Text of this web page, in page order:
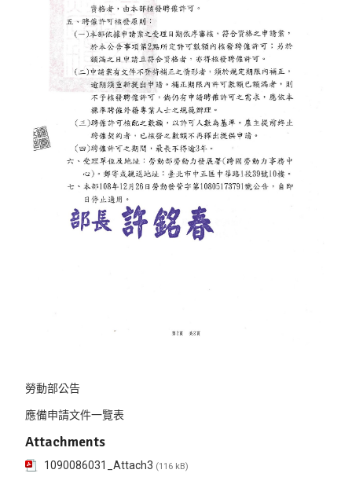
勞動部公告
應備申請文件一覽表
Attachments
1090086031_Attach3 (116 kB)